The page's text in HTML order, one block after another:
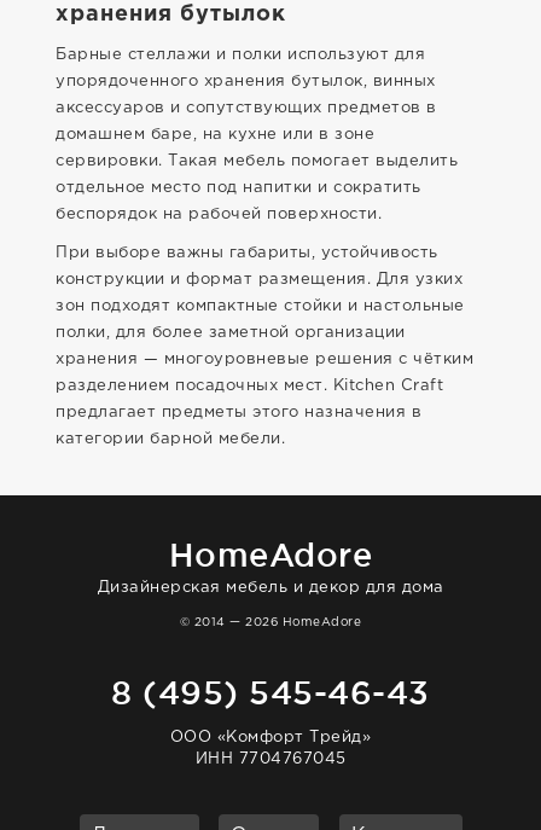
хранения бутылок
Барные стеллажи и полки используют для
упорядоченного хранения бутылок, винных
аксессуаров и сопутствующих предметов в
домашнем баре, на кухне или в зоне
сервировки. Такая мебель помогает выделить
отдельное место под напитки и сократить
беспорядок на рабочей поверхности.
При выборе важны габариты, устойчивость
конструкции и формат размещения. Для узких
зон подходят компактные стойки и настольные
полки, для более заметной организации
хранения — многоуровневые решения с чётким
разделением посадочных мест. Kitchen Craft
предлагает предметы этого назначения в
категории барной мебели.
HomeAdore
Дизайнерская мебель и декор для дома
© 2014 — 2026 HomeAdore
8 (495) 545-46-43
ООО «Комфорт Трейд»
ИНН 7704767045